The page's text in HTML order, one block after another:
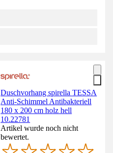
Duschvorhang spirella TESSA
Anti-Schimmel Antibakteriell
180 x 200 cm holz hell
10.22781
Artikel wurde noch nicht
bewertet.